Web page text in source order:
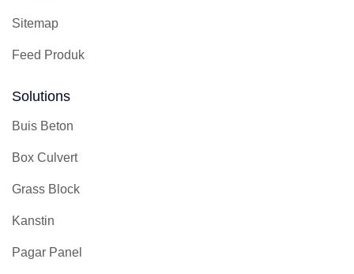
Sitemap
Feed Produk
Solutions
Buis Beton
Box Culvert
Grass Block
Kanstin
Pagar Panel